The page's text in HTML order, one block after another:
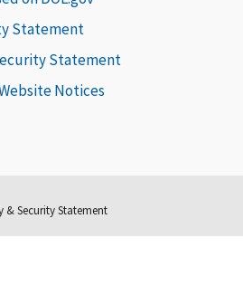
Statement
Statement
Notices
& Security Statement